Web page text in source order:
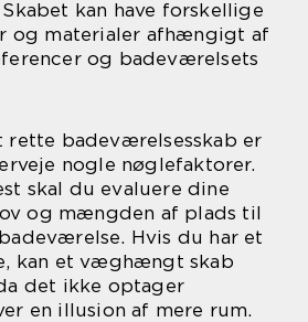
kan have forskellige
og materialer afhængigt af
og badeværelsets
badeværelsesskab er
nogle nøglefaktorer.
skal du evaluere dine
og mængden af plads til
Hvis du har et
kan et væghængt skab
det ikke optager
en illusion af mere rum.